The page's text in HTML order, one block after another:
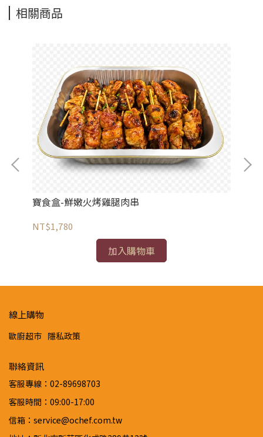
相關商品
寶食盒-鮮嫩火烤雞腿肉串
NT$1,780
加入購物車
線上購物
歐廚超市 隱私政策
聯絡資訊
客服專線：02-89698703
客服時間：09:00-17:00
信箱：service@ochef.com.tw